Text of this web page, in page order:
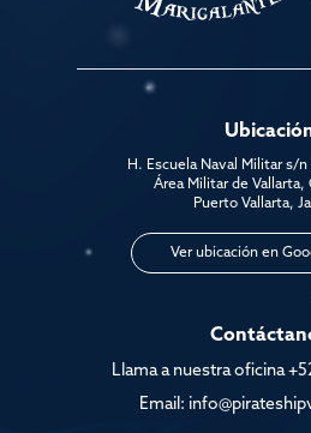
H. Escuela Naval Militar s/
Área Militar de Vallarta,
Puerto Vallarta,
Ver ubicación en
Llama a nuestra oficina
Email: